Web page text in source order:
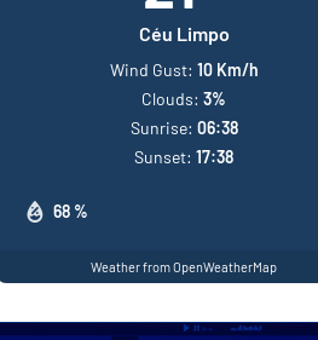
Céu Limpo
68 %
Wind Gust: 10 Km/h
Clouds: 3%
Sunrise: 06:38
Sunset: 17:38
Weather from OpenWeatherMap